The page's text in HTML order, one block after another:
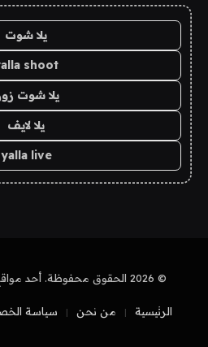
يلا شوت
shoot
يلا شوت
يلا لايف
yalla live
© 2026 الحقوق محفوظة. أحد مواقع،
الرئيسية من نحن سياسة